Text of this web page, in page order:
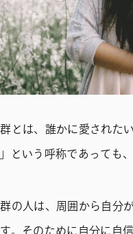
とは、誰かに愛された
という呼称であっても
の人は、周囲から自分
。そのために自分に自